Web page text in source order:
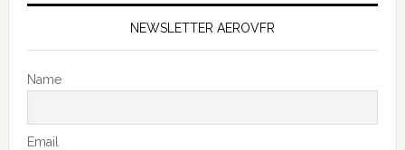
NEWSLETTER AEROVFR
Name
Email